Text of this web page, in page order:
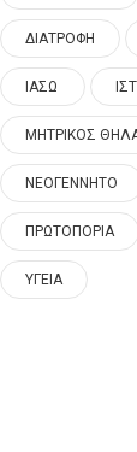
ΔΙΑΤΡΟΦΗ
ΙΑΣΩ
ΜΗΤΡΙΚΟΣ
ΝΕΟΓΕΝΝΗΤΟ
ΠΡΩΤΟΠΟΡΙΑ
ΥΓΕΙΑ